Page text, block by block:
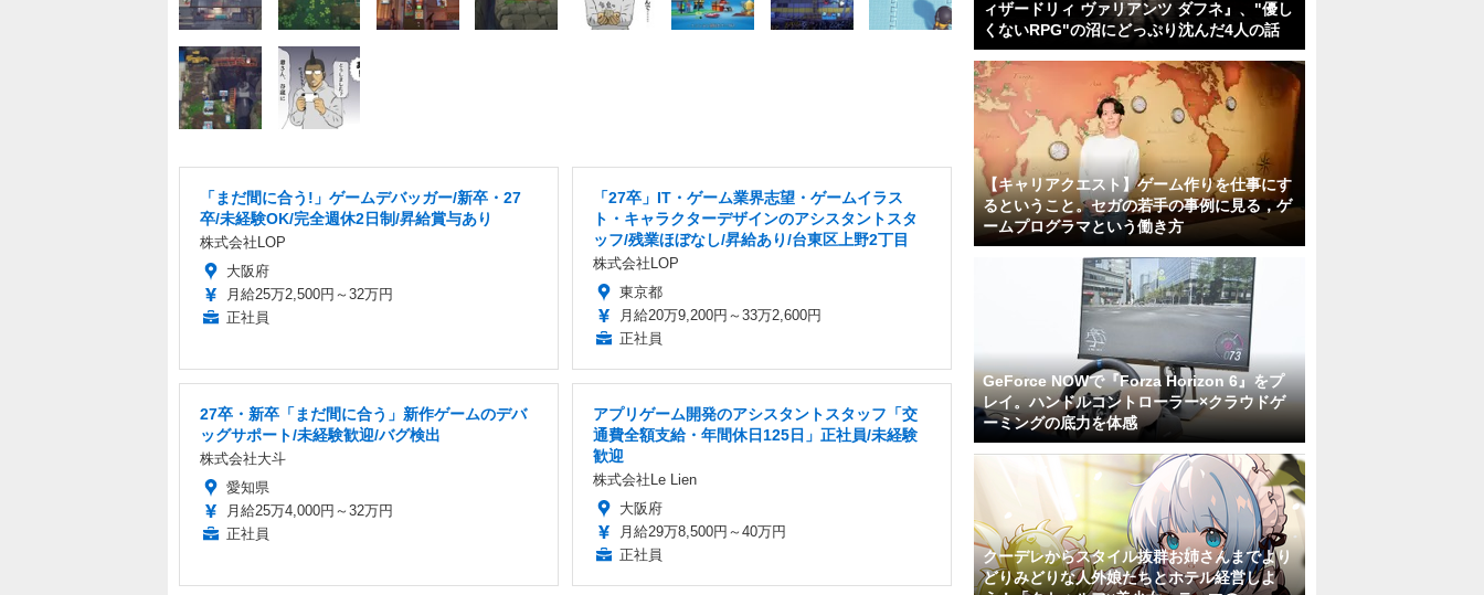
「まだ間に合う!」ゲームデバッガー/新卒・27
卒/未経験OK/完全週休2日制/昇給賞与あり
株式会社LOP
大阪府
月給25万2,500円～32万円
正社員
「27卒」IT・ゲーム業界志望・ゲームイラス
ト・キャラクターデザインのアシスタントスタ
ッフ/残業ほぼなし/昇給あり/台東区上野2丁目
株式会社LOP
東京都
月給20万9,200円～33万2,600円
正社員
27卒・新卒「まだ間に合う」新作ゲームのデバ
ッグサポート/未経験歓迎/バグ検出
株式会社大斗
愛知県
月給25万4,000円～32万円
正社員
アプリゲーム開発のアシスタントスタッフ「交
通費全額支給・年間休日125日」正社員/未経験
歓迎
株式会社Le Lien
大阪府
月給29万8,500円～40万円
正社員
ィザードリィ ヴァリアンツ ダフネ』、"優し
くないRPG"の沼にどっぷり沈んだ4人の話
【キャリアクエスト】ゲーム作りを仕事にす
るということ。セガの若手の事例に見る，ゲ
ームプログラマという働き方
GeForce NOWで『Forza Horizon 6』をプ
レイ。ハンドルコントローラー×クラウドゲ
ーミングの底力を体感
クーデレからスタイル抜群お姉さんまでより
どりみどりな人外娘たちとホテル経営しよ